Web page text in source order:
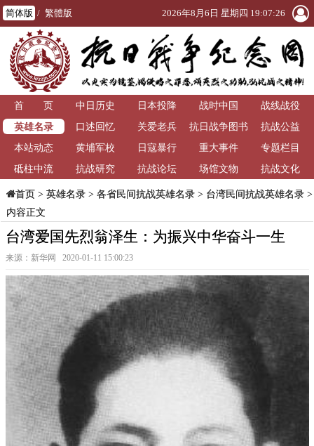
简体版 / 繁體版 2026年8月6日 星期四 19:07:26
首 页 中日历史 日本投降 战时中国
战线战役
英雄名录
口述回忆 关爱老兵
抗日战争图书
馆
抗战公益
本站动态
黄埔军校 日寇暴行 重大事件
专题栏目
砥柱中流
抗战研究 抗战论坛 场馆文物 抗战文化
首页> 英雄名录> 各省民间抗战英雄名录> 台湾民间抗战英雄名录>
内容正文
台湾爱国先烈翁泽生：为振兴中华奋斗一生
来源：新华网 2020-01-11 15:00:23